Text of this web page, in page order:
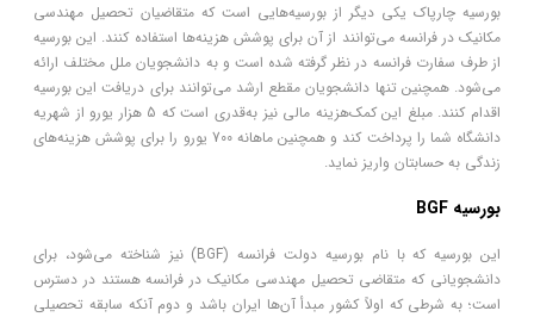
بورسیه چارپاک یکی دیگر از بورسیه‌هایی است که متقاضیان تحصیل مهندسی
مکانیک در فرانسه می‌توانند از آن برای پوشش هزینه‌ها استفاده کنند. این بورسیه
از طرف سفارت فرانسه در نظر گرفته شده است و به دانشجویان ملل مختلف ارائه
می‌شود. همچنین تنها دانشجویان مقطع ارشد می‌توانند برای دریافت این بورسیه
اقدام کنند. مبلغ این کمک‌هزینه مالی نیز به‌قدری است که 5 هزار یورو از شهریه
دانشگاه شما را پرداخت کند و همچنین ماهانه 700 یورو را برای پوشش هزینه‌های
زندگی به حسابتان واریز نماید.
بورسیه BGF
این بورسیه که با نام بورسیه دولت فرانسه (BGF) نیز شناخته می‌شود، برای
دانشجویانی که متقاضی تحصیل مهندسی مکانیک در فرانسه هستند در دسترس
است؛ به شرطی که اولاً کشور مبدأ آن‌ها ایران باشد و دوم آنکه سابقه تحصیلی